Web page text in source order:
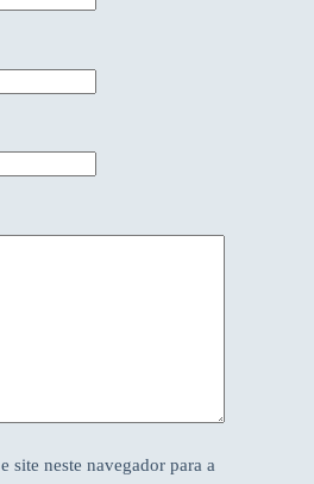
site neste navegador para a